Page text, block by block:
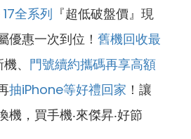
全系列 『超低破盤價』現
優惠一次到位！ 舊機回收最
、 門號續約攜碼再享高額
抽iPhone等好禮回家 ！讓
機，買手機‧來傑昇‧好節